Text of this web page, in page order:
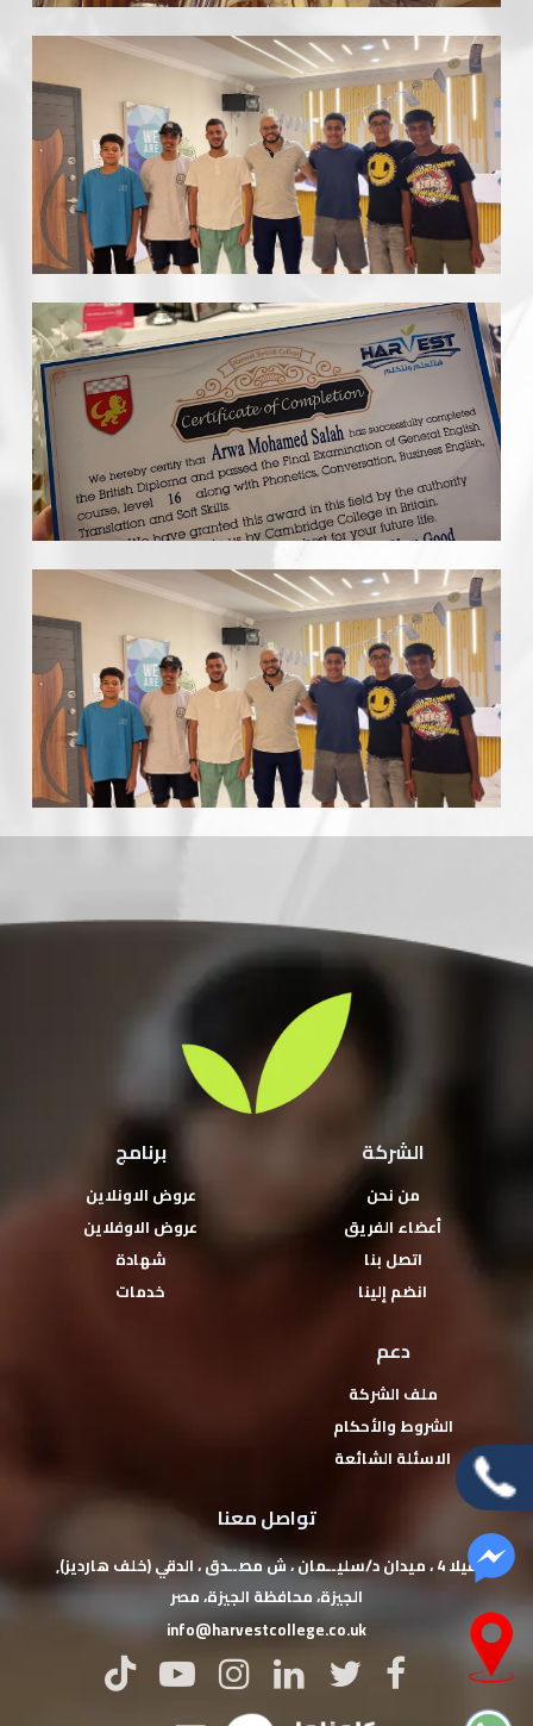
الشركة
من نحن
أعضاء الفريق
اتصل بنا
انضم إلينا
برنامج
عروض الاونلاين
عروض الاوفلاين
شهادة
خدمات
دعم
ملف الشركة
الشروط والأحكام
الاسئلة الشائعة
تواصل معنا
فيلا 4 ، ميدان د/سليــمان ، ش مصــدق ، الدقي (خلف هارديز),
‏الجيزة‏، ‏محافظة الجيزة‏، ‏مصر‏
info@harvestcollege.co.uk